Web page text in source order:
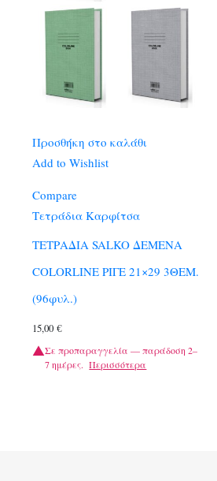
Προσθήκη στο καλάθι
Add to Wishlist
Compare
Τετράδια Καρφίτσα
ΤΕΤΡΑΔΙΑ SALKO ΔΕΜΕΝΑ
COLORLINE ΡΙΓΕ 21×29 3ΘΕΜ.
(96φυλ.)
15,00€
Σε προπαραγγελία — παράδοση 2–
7 ημέρες. Περισσότερα